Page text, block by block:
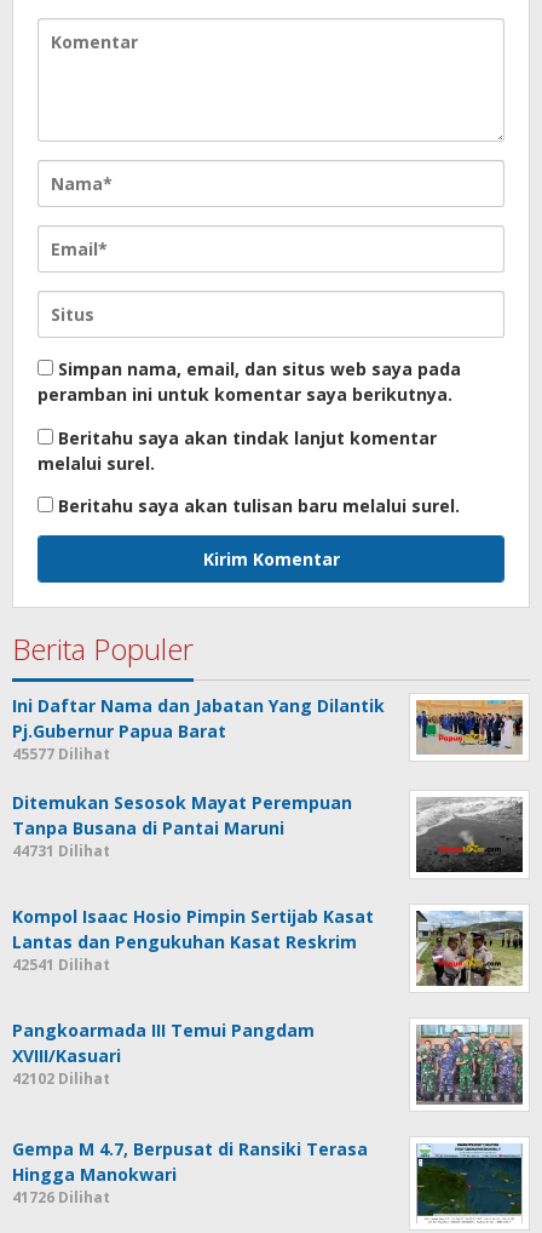
Simpan nama, email, dan situs web saya pada
peramban ini untuk komentar saya berikutnya.
Beritahu saya akan tindak lanjut komentar
melalui surel.
Beritahu saya akan tulisan baru melalui surel.
Berita Populer
Ini Daftar Nama dan Jabatan Yang Dilantik
Pj.Gubernur Papua Barat
45577 Dilihat
Ditemukan Sesosok Mayat Perempuan
Tanpa Busana di Pantai Maruni
44731 Dilihat
Kompol Isaac Hosio Pimpin Sertijab Kasat
Lantas dan Pengukuhan Kasat Reskrim
42541 Dilihat
Pangkoarmada III Temui Pangdam
XVIII/Kasuari
42102 Dilihat
Gempa M 4.7, Berpusat di Ransiki Terasa
Hingga Manokwari
41726 Dilihat